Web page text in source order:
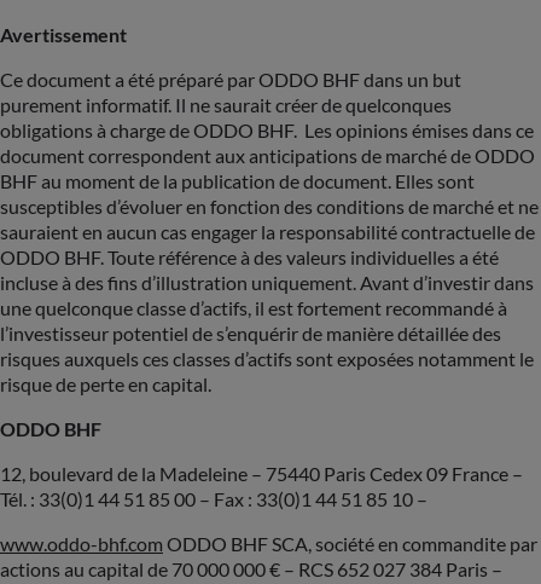
Avertissement
Ce document a été préparé par ODDO BHF dans un but
purement informatif. Il ne saurait créer de quelconques
obligations à charge de ODDO BHF. Les opinions émises dans ce
document correspondent aux anticipations de marché de ODDO
BHF au moment de la publication de document. Elles sont
susceptibles d’évoluer en fonction des conditions de marché et ne
sauraient en aucun cas engager la responsabilité contractuelle de
ODDO BHF. Toute référence à des valeurs individuelles a été
incluse à des fins d’illustration uniquement. Avant d’investir dans
une quelconque classe d’actifs, il est fortement recommandé à
l’investisseur potentiel de s’enquérir de manière détaillée des
risques auxquels ces classes d’actifs sont exposées notamment le
risque de perte en capital.
ODDO BHF
12, boulevard de la Madeleine – 75440 Paris Cedex 09 France –
Tél. : 33(0)1 44 51 85 00 – Fax : 33(0)1 44 51 85 10 –
www.oddo-bhf.com ODDO BHF SCA, société en commandite par
actions au capital de 70 000 000 € – RCS 652 027 384 Paris –